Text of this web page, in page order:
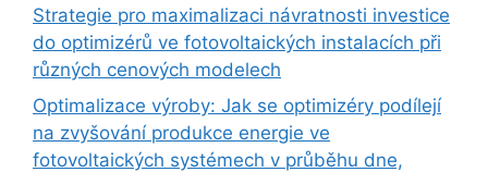
Strategie pro maximalizaci návratnosti investice
do optimizérů ve fotovoltaických instalacích při
různých cenových modelech
Optimalizace výroby: Jak se optimizéry podílejí
na zvyšování produkce energie ve
fotovoltaických systémech v průběhu dne,